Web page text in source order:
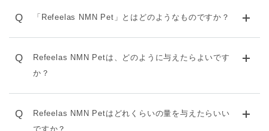
Q 「Refeelas NMN Pet」とはどのようなものですか？
Q
Refeelas NMN Petは、どのように与えたらよいです
か？
Q
Refeelas NMN Petはどれくらいの量を与えたらいい
ですか？